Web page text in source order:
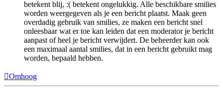
betekent blij, :( betekent ongelukkig. Alle beschikbare smilies
worden weergegeven als je een bericht plaatst. Maak geen
overdadig gebruik van smilies, ze maken een bericht snel
onleesbaar wat er toe kan leiden dat een moderator je bericht
aanpast of heel je bericht verwijdert. De beheerder kan ook
een maximaal aantal smilies, dat in een bericht gebruikt mag
worden, bepaald hebben.
Omhoog